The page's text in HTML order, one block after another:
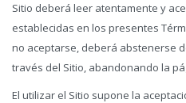
Sitio deberá leer atentamente y
establecidas en los presentes
no aceptarse, deberá abstenerse
través del Sitio, abandonando la
El utilizar el Sitio supone la